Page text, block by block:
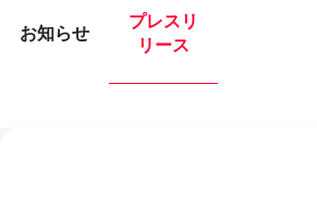
お知らせ
プレスリ
リース